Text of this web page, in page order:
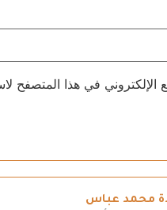
في هذا المتصفح
محمد عباس